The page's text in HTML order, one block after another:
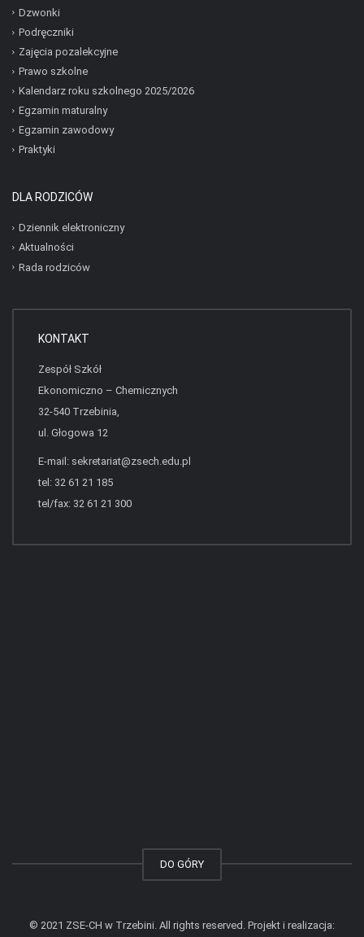
Dzwonki
Podręczniki
Zajęcia pozalekcyjne
Prawo szkolne
Kalendarz roku szkolnego 2025/2026
Egzamin maturalny
Egzamin zawodowy
Praktyki
DLA RODZICÓW
Dziennik elektroniczny
Aktualności
Rada rodziców
KONTAKT
Zespół Szkół
Ekonomiczno – Chemicznych
32-540 Trzebinia,
ul. Głogowa 12
E-mail: sekretariat@zsech.edu.pl
tel: 32 61 21 185
tel/fax: 32 61 21 300
DO GÓRY
© 2021 ZSE-CH w Trzebini. All rights reserved. Projekt i realizacja: